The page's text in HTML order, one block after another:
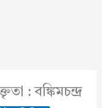
: বঙ্কিমচন্দ্র